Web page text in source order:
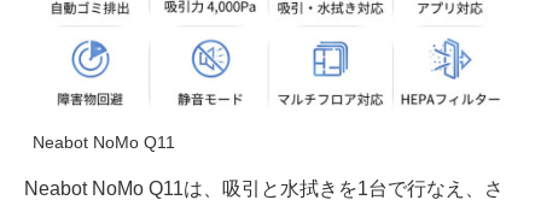
Neabot NoMo Q11
Neabot NoMo Q11は、吸引と水拭きを1台で行なえ、さ